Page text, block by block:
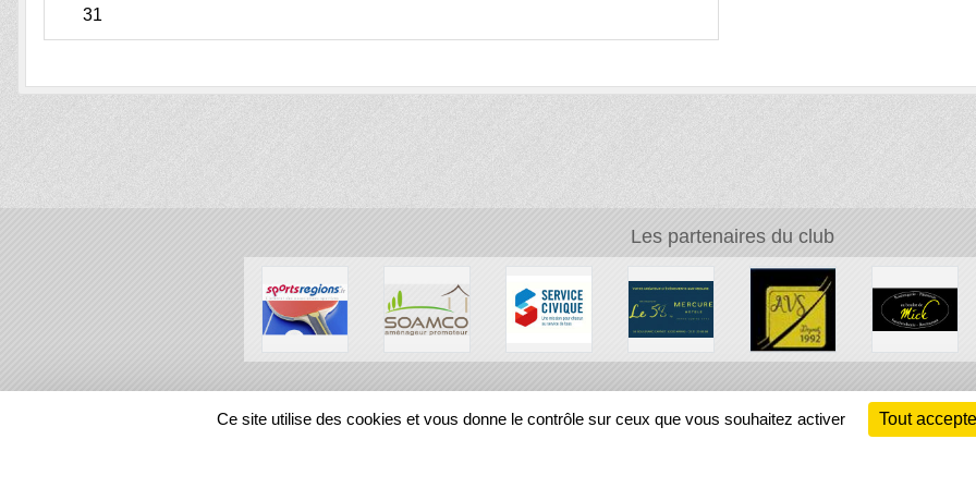
31
Les partenaires du club
REGIONS
Ce site utilise des cookies et vous donne le contrôle sur ceux que vous souhaitez activer Tout